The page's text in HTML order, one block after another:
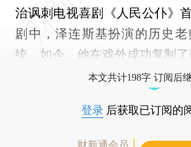
治讽刺电视喜剧《人民公仆》
剧中，泽连斯基扮演的历史
统，如今，他在戏外成功复制
本文共计198字 订阅后
登录 后获取已订阅的